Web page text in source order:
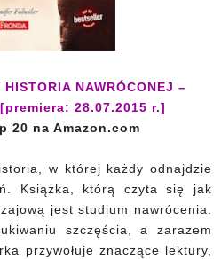
NAWRÓCONEJ –
28.07.2015 r.]
20 na Amazon.com
w której każdy odnajdzie
Książka, którą czyta się jak
jest studium nawrócenia.
szczęścia, a zarazem
przywołuje znaczące lektury,